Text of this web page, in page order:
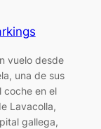
vuelo desde
una de sus
coche en el
Lavacolla,
gallega,